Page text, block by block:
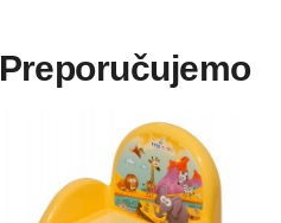
Preporučujemo